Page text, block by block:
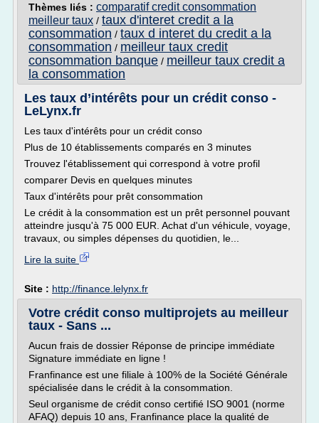
Thèmes liés : comparatif credit consommation
meilleur taux / taux d'interet credit a la
consommation / taux d interet du credit a la
consommation / meilleur taux credit
consommation banque / meilleur taux credit a
la consommation
Les taux d’intérêts pour un crédit conso -
LeLynx.fr
Les taux d'intérêts pour un crédit conso
Plus de 10 établissements comparés en 3 minutes
Trouvez l'établissement qui correspond à votre profil
comparer Devis en quelques minutes
Taux d'intérêts pour prêt consommation
Le crédit à la consommation est un prêt personnel pouvant
atteindre jusqu'à 75 000 EUR. Achat d'un véhicule, voyage,
travaux, ou simples dépenses du quotidien, le...
Lire la suite
Site : http://finance.lelynx.fr
Votre crédit conso multiprojets au meilleur
taux - Sans ...
Aucun frais de dossier Réponse de principe immédiate
Signature immédiate en ligne !
Franfinance est une filiale à 100% de la Société Générale
spécialisée dans le crédit à la consommation.
Seul organisme de crédit conso certifié ISO 9001 (norme
AFAQ) depuis 10 ans, Franfinance place la qualité de